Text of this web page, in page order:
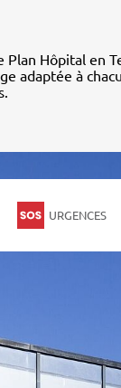
Hôpital en
adaptée à
URGENCES